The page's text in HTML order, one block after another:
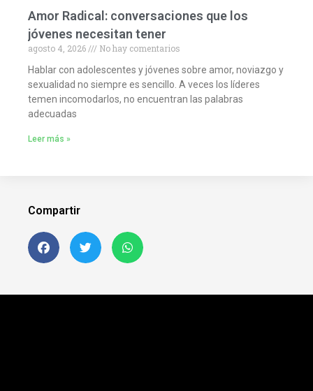
Amor Radical: conversaciones que los
jóvenes necesitan tener
agosto 4, 2026
No hay comentarios
Hablar con adolescentes y jóvenes sobre amor, noviazgo y
sexualidad no siempre es sencillo. A veces los líderes
temen incomodarlos, no encuentran las palabras
adecuadas
Leer más »
Compartir